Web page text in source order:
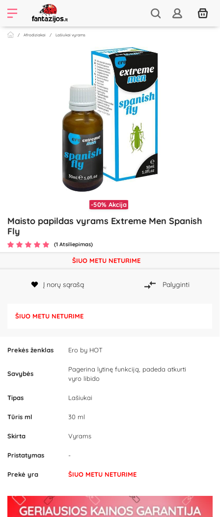
Afrodiziakai Lašiukai vyrams
-50% Akcija
Maisto papildas vyrams Extreme Men Spanish
Fly
(1 Atsiliepimas)
Prekės ženklas Ero by HOT
Savybės
Pagerina lytinę funkciją, padeda atkurti
vyro libido
Tipas Lašiukai
Tūris ml 30 ml
Skirta Vyrams
Pristatymas -
Prekė yra ŠIUO METU NETURIME
ŠIUO METU NETURIME
Į norų sąrašą Palyginti
ŠIUO METU NETURIME